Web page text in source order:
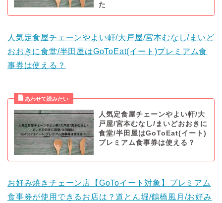
た
人気定食屋チェーンやよい軒/大戸屋/宮本むなし/まいど
おおきに食堂/半田屋はGoToEat(イート)プレミアム食
事券は使える？
人気定食屋チェーンやよい軒/大
戸屋/宮本むなし/まいどおおきに
食堂/半田屋はGoToEat(イート)
プレミアム食事券は使える？
お好み焼きチェーン店【GoToイート対象】プレミアム
食事券が使用できるお店は？道とん堀/鶴橋風月/お好み